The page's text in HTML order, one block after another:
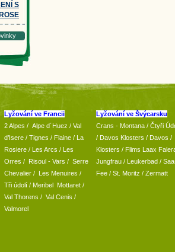
S
Lyžování ve Francii
2 Alpes / Alpe d´Huez / Val
d’Isere / Tignes / Flaine / La
Rosiere / Les Arcs / Les
Orres / Risoul - Vars / Serre
Chevalier / Les Menuires /
Tři údolí / Meribel Mottaret /
Val Thorens / Val Cenis /
Valmorel
Lyžování ve Švýcarsku
Crans - Montana / Čtyři
/ Davos Klosters / Davos /
Klosters / Flims Laax
Jungfrau / Leukerbad /
Fee / St. Moritz / Zermatt